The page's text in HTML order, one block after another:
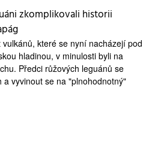
společnost
objevy
vynálezy
planeta
přiroda
pokrok
zkomplikovali historii
vulkánů, které se nyní nacházejí pod
hladinou, v minulosti byli na
Předci růžových leguánů se
vyvinout se na "plnohodnotný"